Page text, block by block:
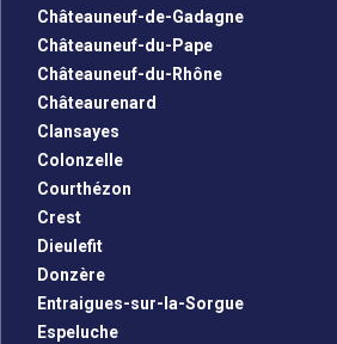
Châteauneuf-de-Gadagne
Châteauneuf-du-Pape
Châteauneuf-du-Rhône
Châteaurenard
Clansayes
Colonzelle
Courthézon
Crest
Dieulefit
Donzère
Entraigues-sur-la-Sorgue
Espeluche